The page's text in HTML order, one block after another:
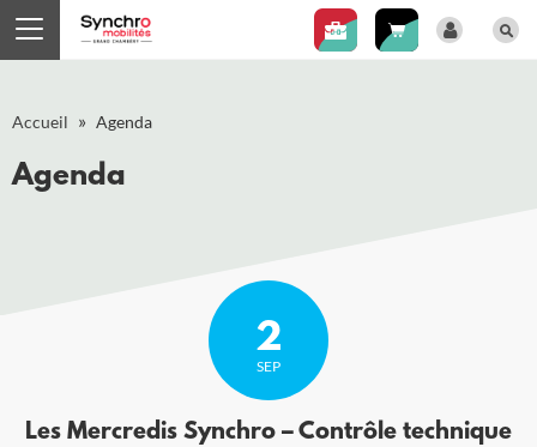
Accueil » Agenda
Agenda
2
SEP
Les Mercredis Synchro – Contrôle technique
Panneau de gestion des cookies